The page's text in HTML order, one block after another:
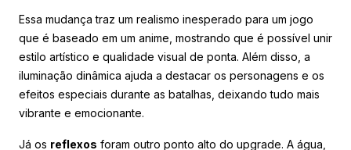
Essa mudança traz um realismo inesperado para um jogo
que é baseado em um anime, mostrando que é possível unir
estilo artístico e qualidade visual de ponta. Além disso, a
iluminação dinâmica ajuda a destacar os personagens e os
efeitos especiais durante as batalhas, deixando tudo mais
vibrante e emocionante.
Já os reflexos foram outro ponto alto do upgrade. A água,